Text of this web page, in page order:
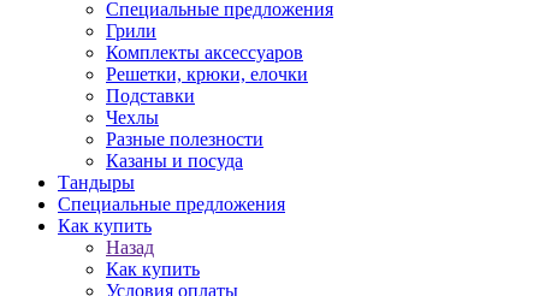
Специальные предложения
Грили
Комплекты аксессуаров
Решетки, крюки, елочки
Подставки
Чехлы
Разные полезности
Казаны и посуда
Тандыры
Специальные предложения
Как купить
Назад
Как купить
Условия оплаты